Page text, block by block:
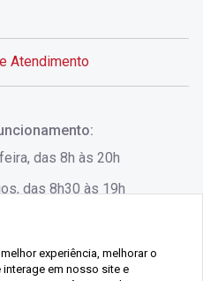
Atendimento
Florianópolis -
das 8h às 20h
das 8h30 às 19h
experiência, melhorar o
em nosso site e